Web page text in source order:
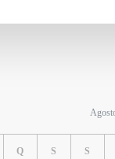
Q S S